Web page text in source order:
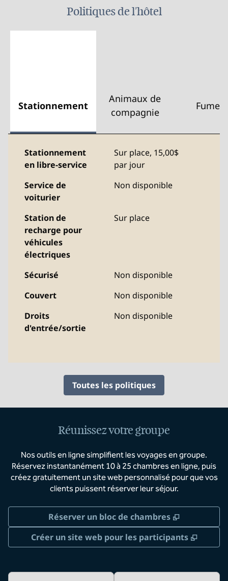
Politiques de l'hôtel
Stationnement
Animaux de
compagnie
Stationnement
en libre-service
Sur place, 15,00$
par jour
Service de
voiturier
Non disponible
Station de
recharge pour
véhicules
électriques
Sur place
Sécurisé
Non disponible
Couvert
Non disponible
Droits
d'entrée/sortie
Non disponible
Toutes les politiques
Réunissez votre groupe
Nos outils en ligne simplifient les voyages en groupe.
Réservez instantanément 10 à 25 chambres en ligne, puis
créez gratuitement un site web personnalisé pour que vos
clients puissent réserver leur séjour.
Réserver un bloc de chambres ,
Créer un site web pour les participants
,